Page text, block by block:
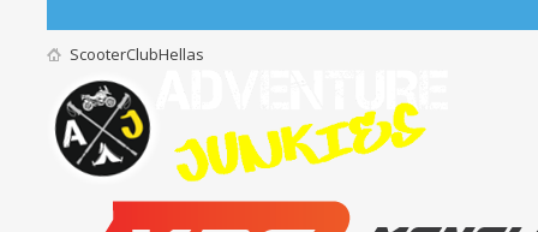
ScooterClubHellas